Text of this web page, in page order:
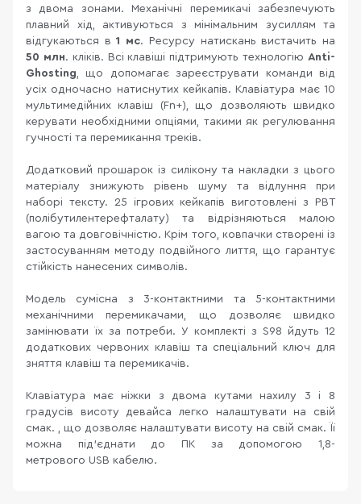
з двома зонами. Механічні перемикачі забезпечують
плавний хід, активуються з мінімальним зусиллям та
відгукаються в1 мс. Ресурсу натискань вистачить на
50 млн. кліків. Всі клавіші підтримують технологіюAnti-
Ghosting, що допомагає зареєструвати команди від
усіх одночасно натиснутих кейкапів. Клавіатура має 10
мультимедійних клавіш (Fn+), що дозволяють швидко
керувати необхідними опціями, такими як регулювання
гучності та перемикання треків.
Додатковий прошарок із силікону та накладки з цього
матеріалу знижують рівень шуму та відлуння при
наборі тексту. 25 ігрових кейкапів виготовлені з PBT
(полібутилентерефталату) та відрізняються малою
вагою та довговічністю. Крім того, ковпачки створені із
застосуванням методу подвійного лиття, що гарантує
стійкість нанесених символів.
Модель сумісна з 3-контактними та 5-контактними
механічними перемикачами, що дозволяє швидко
замінювати їх за потреби. У комплекті з S98 йдуть 12
додаткових червоних клавіш та спеціальний ключ для
зняття клавіш та перемикачів.
Клавіатура має ніжки з двома кутами нахилу 3 і 8
градусів висоту девайса легко налаштувати на свій
смак. , що дозволяє налаштувати висоту на свій смак. Її
можна під'єднати до ПК за допомогою 1,8-
метрового USB кабелю.